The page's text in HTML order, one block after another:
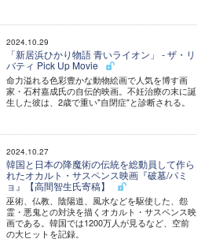
2024.10.29
「新居浜ひかり物語 青いライオン」 - ザ・リ
バティ Pick Up Movie
命力溢れる色彩豊かな動物絵画で人気を博す画
家・石村嘉成氏の自伝的映画。不妊治療の末に誕
生した彼は、2歳で重い"自閉症"と診断される。
2024.10.27
韓国と日本の降魔術の伝統を総動員して作ら
れたオカルト・サスペンス映画『破墓/パミ
ョ』【高間智生氏寄稿】
巫術、仏教、陰陽道、風水などを駆使した、怨
霊・悪鬼との対決を描くオカルト・サスペンス映
画である。韓国では1200万人が見るなど、空前
の大ヒットを記録。